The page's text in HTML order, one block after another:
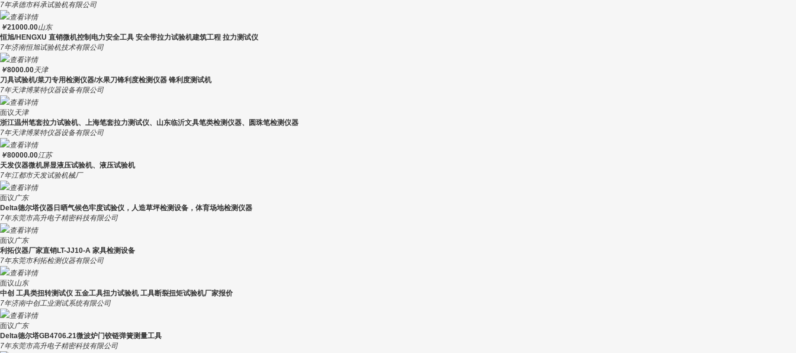
7年承德市科承试验机有限公司
查看详情
￥21000.00山东
恒旭/HENGXU 直销微机控制电力安全工具 安全带拉力试验机建筑工程 拉力测试仪
7年济南恒旭试验机技术有限公司
查看详情
￥8000.00天津
刀具试验机/菜刀专用检测仪器/水果刀锋利度检测仪器 锋利度测试机
7年天津博莱特仪器设备有限公司
查看详情
面议 天津
浙江温州笔套拉力试验机、上海笔套拉力测试仪、山东临沂文具笔类检测仪器、圆珠笔检测仪器
7年天津博莱特仪器设备有限公司
查看详情
￥80000.00江苏
天发仪器微机屏显液压试验机、液压试验机
7年江都市天发试验机械厂
查看详情
面议广东
Delta德尔塔仪器​日晒气候色牢度试验仪，人造草坪检测设备，体育场地检测仪器
7年东莞市高升电子精密科技有限公司
查看详情
面议广东
利拓仪器厂家直销LT-JJ10-A 家具检测设备
7年东莞市利拓检测仪器有限公司
查看详情
面议山东
中创 工具类扭转测试仪 五金工具扭力试验机 工具断裂扭矩试验机厂家报价
7年济南中创工业测试系统有限公司
查看详情
面议广东
Delta德尔塔GB4706.21微波炉门铰链弹簧测量工具
7年东莞市高升电子精密科技有限公司